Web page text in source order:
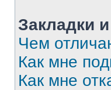
Закладки
Чем
Как мне
Как мне